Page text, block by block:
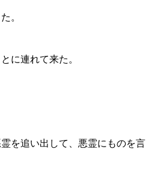
。
に連れて来た。
を追い出して、悪霊にものを言